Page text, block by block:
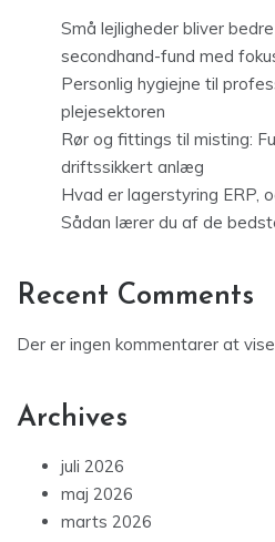
Små lejligheder bliver
secondhand-fund med
Personlig hygiejne til
plejesektoren
Rør og fittings til misting:
driftssikkert anlæg
Hvad er lagerstyring ERP,
Sådan lærer du af de
Recent Comments
Der er ingen kommentarer at
Archives
juli 2026
maj 2026
marts 2026